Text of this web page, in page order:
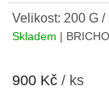
Velikost: 200 G
Skladem |
900 Kč / ks